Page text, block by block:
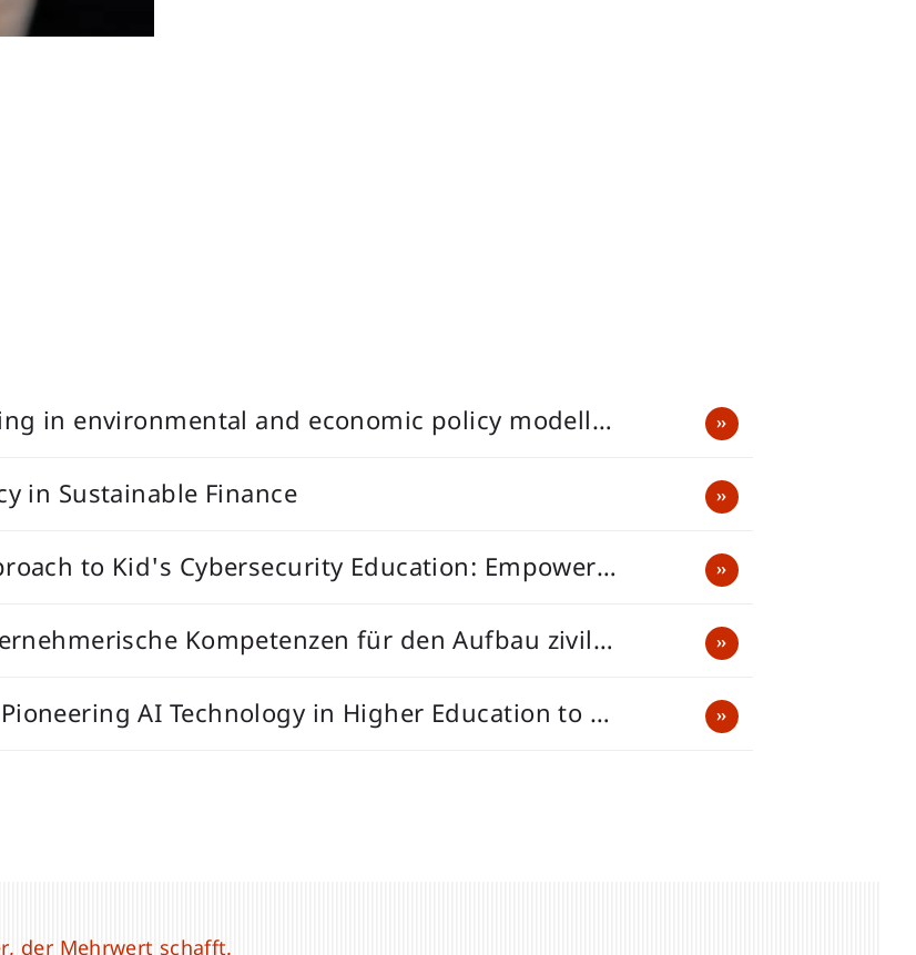
in environmental and economic policy modell…
in Sustainable Finance
to Kid's Cybersecurity Education: Empower…
Kompetenzen für den Aufbau zivil…
Pioneering AI Technology in Higher Education to …